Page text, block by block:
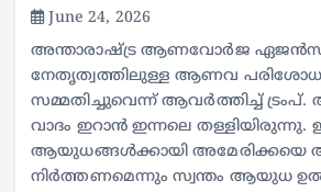
June 24, 2026
അന്താരാഷ്ട്ര ആണവോർജ
നേതൃത്വത്തിലുള്ള ആണവ
സമ്മതിച്ചുവെന്ന് ആവർത്തിച്ച്
വാദം ഇറാൻ ഇന്നലെ
ആയുധങ്ങൾക്കായി അമേരിക്കയെ
നിർത്തണമെന്നും സ്വന്തം ആയുധ